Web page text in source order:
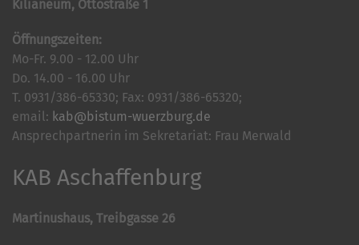
Kilianeum, Ottostraße 1
Öffnungszeiten:
Mo-Fr. 9.00 - 12.00 Uhr
Do. 14.00 - 16.00 Uhr
T. 0931/386-65330; Fax: 0931/386-65320;
email: kab@bistum-wuerzburg.de
Ansprechpartnerin im Sekretariat: Frau Merwald
KAB Aschaffenburg
Martinushaus, Treibgasse 26